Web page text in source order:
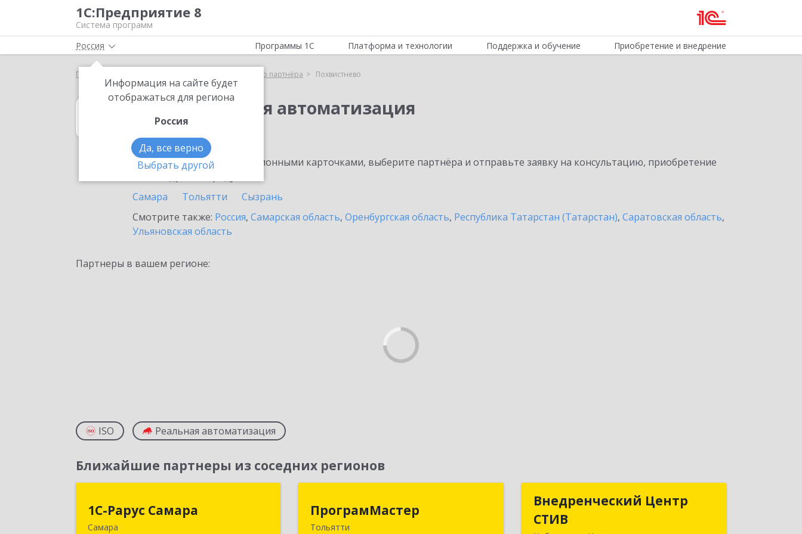
1С:Предприятие 8
Система программ
Россия
Информация на сайте будет
отображаться для региона
Россия
Да, все верно
Выбрать другой
Программы 1С Платформа и технологии Поддержка и обучение Приобретение и внедрение
Главная Выбор партнёра Похвистнево
1С:Комплексная автоматизация
в Похвистнево
Ознакомьтесь с информационными карточками, выберите партнёра и отправьте заявку на консультацию, приобретение
Самара
Тольятти
Сызрань
Смотрите также: Россия, Самарская область, Оренбургская область, Республика Татарстан (Татарстан), Саратовская область,
Ульяновская область
Партнеры в вашем регионе:
ISO Реальная автоматизация
Ближайшие партнеры из соседних регионов
1С-Рарус Самара
Самара443058, Самарская обл, Самара г,
ПрограмМастер
Тольятти
445004, Самарская обл, Тольятти г,
Внедренческий Центр
СТИВ
Внедренческий Центр